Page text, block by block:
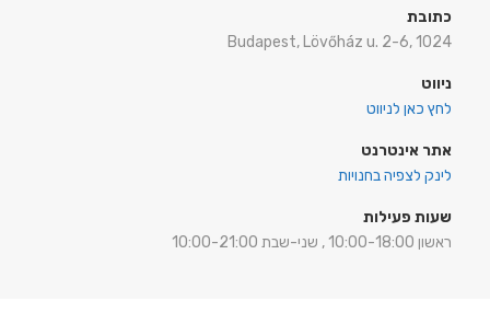
כתובת
Budapest, Lövőház u. 2-6, 1024
ניווט
לחץ כאן לניווט
אתר אינטרנט
לינק לצפיה בחנויות
שעות פעילות
ראשון 10:00-18:00 , שני-שבת 10:00-21:00